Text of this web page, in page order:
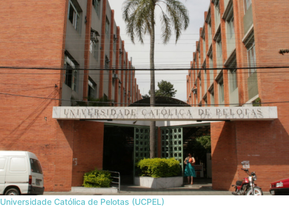
Universidade Católica de Pelotas (UCPEL)